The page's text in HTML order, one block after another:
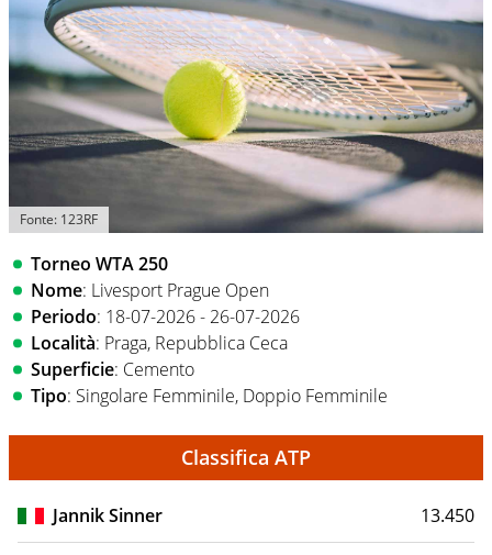
Fonte: 123RF
Torneo WTA 250
Nome: Livesport Prague Open
Periodo: 18-07-2026 - 26-07-2026
Località: Praga, Repubblica Ceca
Superficie: Cemento
Tipo: Singolare Femminile, Doppio Femminile
Classifica ATP
Jannik Sinner 13.450